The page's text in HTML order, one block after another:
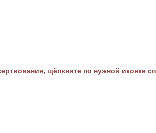
щёлкните по нужной иконке